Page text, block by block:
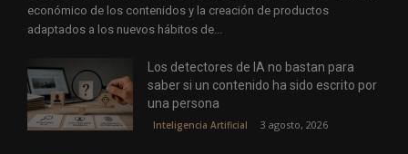
económico de los contenidos y la creación de productos
adaptados a los nuevos hábitos de...
Los detectores de IA no bastan para
saber si un contenido ha sido escrito por
una persona
Inteligencia Artificial 3 agosto, 2026